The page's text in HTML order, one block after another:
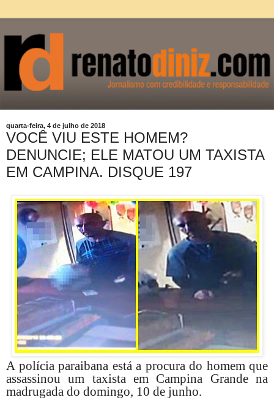
quarta-feira, 4 de julho de 2018
VOCÊ VIU ESTE HOMEM?
DENUNCIE; ELE MATOU UM TAXISTA
EM CAMPINA. DISQUE 197
A polícia paraibana está a procura do homem que
assassinou um taxista em Campina Grande na
madrugada do domingo, 10 de junho.